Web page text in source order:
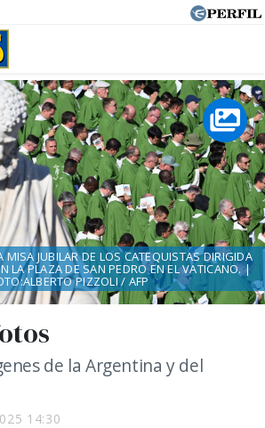
14:30
de la Argentina y del
MISA JUBILAR DE LOS CATEQUISTAS DIRIGIDA
LA PLAZA DE SAN PEDRO EN EL VATICANO. |
PIZZOLI / AFP